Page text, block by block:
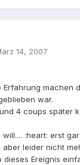
14, 2007
machen
war.
4 coups später
:heart: erst
leider nicht
dieses Ereignis